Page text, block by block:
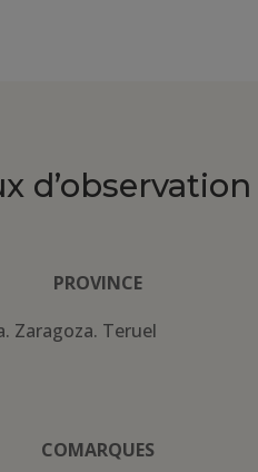
PROVINCE
Zaragoza. Teruel
COMARQUES